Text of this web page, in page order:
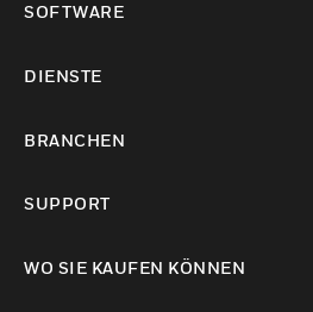
SOFTWARE
DIENSTE
BRANCHEN
SUPPORT
WO SIE KAUFEN KÖNNEN